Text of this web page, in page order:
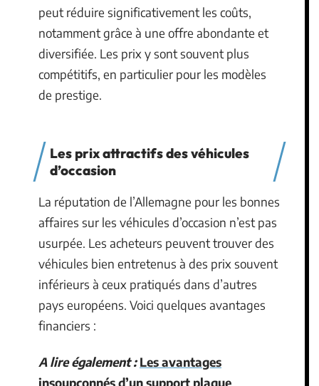
peut réduire significativement les coûts,
notamment grâce à une offre abondante et
diversifiée. Les prix y sont souvent plus
compétitifs, en particulier pour les modèles
de prestige.
Les prix attractifs des véhicules
d’occasion
La réputation de l’Allemagne pour les bonnes
affaires sur les véhicules d’occasion n’est pas
usurpée. Les acheteurs peuvent trouver des
véhicules bien entretenus à des prix souvent
inférieurs à ceux pratiqués dans d’autres
pays européens. Voici quelques avantages
financiers :
A lire également : Les avantages
insoupçonnés d’un support plaque